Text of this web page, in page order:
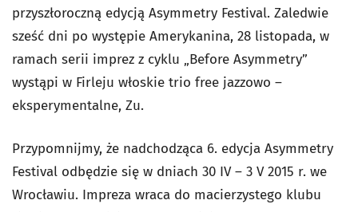
przyszłoroczną edycją Asymmetry Festival. Zaledwie
sześć dni po występie Amerykanina, 28 listopada, w
ramach serii imprez z cyklu „Before Asymmetry”
wystąpi w Firleju włoskie trio free jazzowo –
eksperymentalne, Zu.
Przypomnijmy, że nadchodząca 6. edycja Asymmetry
Festival odbędzie się w dniach 30 IV – 3 V 2015 r. we
Wrocławiu. Impreza wraca do macierzystego klubu